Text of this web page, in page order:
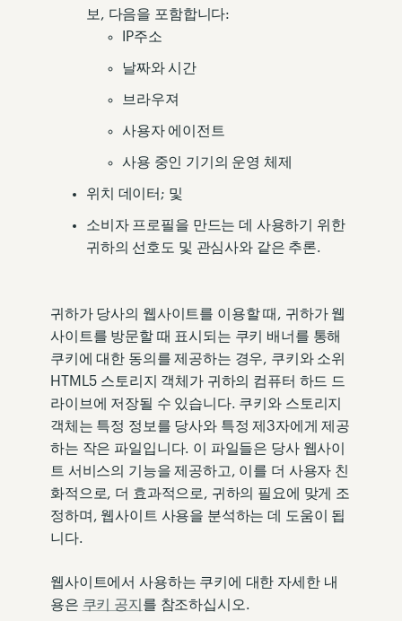
보, 다음을 포함합니다:
IP주소
날짜와 시간
브라우져
사용자 에이전트
사용 중인 기기의 운영 체제
위치 데이터; 및
소비자 프로필을 만드는 데 사용하기 위한
귀하의 선호도 및 관심사와 같은 추론.
귀하가 당사의 웹사이트를 이용할 때, 귀하가 웹
사이트를 방문할 때 표시되는 쿠키 배너를 통해
쿠키에 대한 동의를 제공하는 경우, 쿠키와 소위
HTML5 스토리지 객체가 귀하의 컴퓨터 하드 드
라이브에 저장될 수 있습니다. 쿠키와 스토리지
객체는 특정 정보를 당사와 특정 제3자에게 제공
하는 작은 파일입니다. 이 파일들은 당사 웹사이
트 서비스의 기능을 제공하고, 이를 더 사용자 친
화적으로, 더 효과적으로, 귀하의 필요에 맞게 조
정하며, 웹사이트 사용을 분석하는 데 도움이 됩
니다.
웹사이트에서 사용하는 쿠키에 대한 자세한 내
용은 쿠키 공지 를 참조하십시오.